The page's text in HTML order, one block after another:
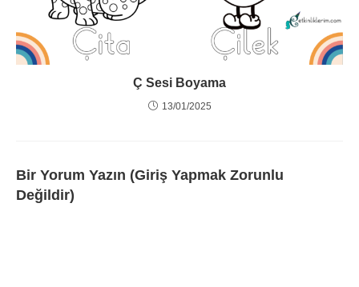
Ç Sesi Boyama
13/01/2025
Bir Yorum Yazın (Giriş Yapmak Zorunlu
Değildir)